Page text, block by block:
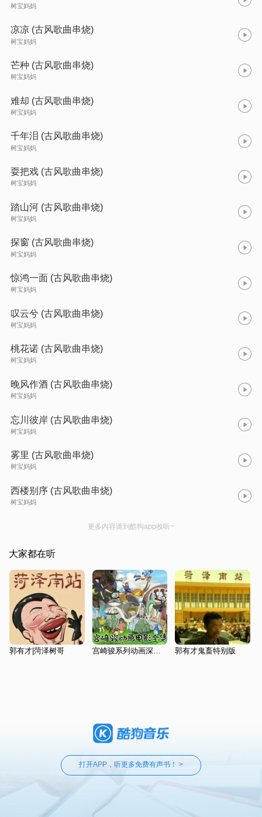
树宝妈妈
凉凉 (古风歌曲串烧)
树宝妈妈
芒种 (古风歌曲串烧)
树宝妈妈
难却 (古风歌曲串烧)
树宝妈妈
千年泪 (古风歌曲串烧)
树宝妈妈
耍把戏 (古风歌曲串烧)
树宝妈妈
踏山河 (古风歌曲串烧)
树宝妈妈
探窗 (古风歌曲串烧)
树宝妈妈
惊鸿一面 (古风歌曲串烧)
树宝妈妈
叹云兮 (古风歌曲串烧)
树宝妈妈
桃花诺 (古风歌曲串烧)
树宝妈妈
晚风作酒 (古风歌曲串烧)
树宝妈妈
忘川彼岸 (古风歌曲串烧)
树宝妈妈
雾里 (古风歌曲串烧)
树宝妈妈
西楼别序 (古风歌曲串烧)
树宝妈妈
更多内容请到酷狗app收听~
大家都在听
郭有才|菏泽树哥 宫崎骏系列动画深度解说 郭有才鬼畜特别版
打开APP，听更多免费有声书！ >